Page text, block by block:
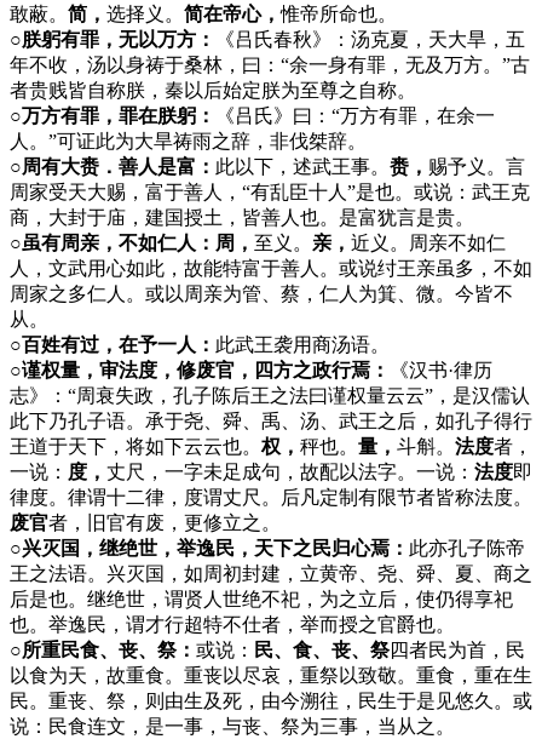
敢蔽。 简， 选择义。 简在帝心，惟帝所命也。
○朕躬有罪，无以万方：
《吕氏春秋》：汤克夏，天大旱，五
年不收，汤以身祷于桑林，曰：“余一身有罪，无及万方。”古
者贵贱皆自称朕，秦以后始定朕为至尊之自称。
○万方有罪，罪在朕躬：
《吕氏》曰：“万方有罪，在余一
人。”可证此为大旱祷雨之辞，非伐桀辞。
○周有大赉．善人是富： 此以下，述武王事。 赉， 赐予义。言
周家受天大赐，富于善人，“有乱臣十人”是也。或说：武王克
商，大封于庙，建国授土，皆善人也。是富犹言是贵。
○虽有周亲，不如仁人：周， 至义。 亲， 近义。周亲不如仁
人，文武用心如此，故能特富于善人。或说纣王亲虽多，不如
周家之多仁人。或以周亲为管、蔡，仁人为箕、微。今皆不
从。
○百姓有过，在予一人： 此武王袭用商汤语。
○谨权量，审法度，修废官，四方之政行焉：
《汉书·律历
志》：“周衰失政，孔子陈后王之法曰谨权量云云”，是汉儒认
此下乃孔子语。承于尧、舜、禹、汤、武王之后，如孔子得行
王道于天下，将如下云云也。权， 秤也。 量， 斗斛。 法度者，
一说： 度， 丈尺，一字未足成句，故配以法字。一说： 法度即
律度。律谓十二律，度谓丈尺。后凡定制有限节者皆称法度。
废官者，旧官有废，更修立之。
○兴灭国，继绝世，举逸民，天下之民归心焉： 此亦孔子陈帝
王之法语。兴灭国，如周初封建，立黄帝、尧、舜、夏、商之
后是也。继绝世，谓贤人世绝不祀，为之立后，使仍得享祀
也。举逸民，谓才行超特不仕者，举而授之官爵也。
○所重民食、丧、祭： 或说： 民、食、丧、祭四者民为首，民
以食为天，故重食。重丧以尽哀，重祭以致敬。重食，重在生
民。重丧、祭，则由生及死，由今溯往，民生于是见悠久。或
说：民食连文，是一事，与丧、祭为三事，当从之。